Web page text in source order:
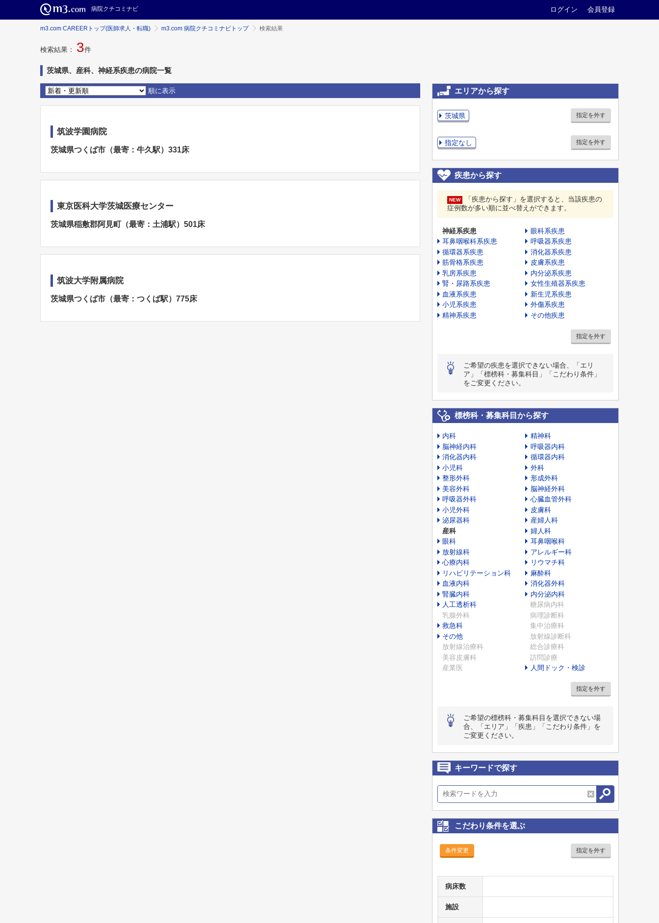
病院クチコミナビ ログイン 会員登録
m3.com CAREERトップ(医師求人・転職) m3.com 病院クチコミナビトップ 検索結果
検索結果： 3件
茨城県、産科、神経系疾患の病院一覧
順に表示
筑波学園病院
茨城県つくば市（最寄：牛久駅）331床
東京医科大学茨城医療センター
茨城県稲敷郡阿見町（最寄：土浦駅）501床
筑波大学附属病院
茨城県つくば市（最寄：つくば駅）775床
エリアから探す
茨城県 指定を外す
指定なし 指定を外す
疾患から探す
NEW
「疾患から探す」を選択すると、当該疾患の
症例数が多い順に並べ替えができます。
神経系疾患
眼科系疾患
耳鼻咽喉科系疾患
呼吸器系疾患
循環器系疾患
消化器系疾患
筋骨格系疾患
皮膚系疾患
乳房系疾患
内分泌系疾患
腎・尿路系疾患
女性生殖器系疾患
血液系疾患
新生児系疾患
小児系疾患
外傷系疾患
精神系疾患
その他疾患
指定を外す
ご希望の疾患を選択できない場合、「エリ
ア」「標榜科・募集科目」「こだわり条件」
をご変更ください。
標榜科・募集科目から探す
内科
精神科
脳神経内科
呼吸器内科
消化器内科
循環器内科
小児科
外科
整形外科
形成外科
美容外科
脳神経外科
呼吸器外科
心臓血管外科
小児外科
皮膚科
泌尿器科
産婦人科
産科
婦人科
眼科
耳鼻咽喉科
放射線科
アレルギー科
心療内科
リウマチ科
リハビリテーション科
麻酔科
血液内科
消化器外科
腎臓内科
内分泌内科
人工透析科
糖尿病内科
乳腺外科
病理診断科
救急科
集中治療科
その他
放射線診断科
放射線治療科
総合診療科
美容皮膚科
訪問診療
産業医
人間ドック・検診
指定を外す
ご希望の標榜科・募集科目を選択できない場
合、「エリア」「疾患」「こだわり条件」を
ご変更ください。
キーワードで探す
こだわり条件を選ぶ
条件変更 指定を外す
病床数
施設